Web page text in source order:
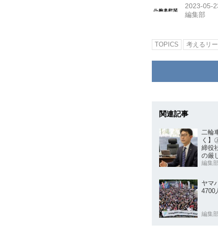
2023-05-
編集部
TOPICS 考えるリ
関連記事
二輪
く】
締役
の厳
いく」
編集部
ヤマ
4700
編集部